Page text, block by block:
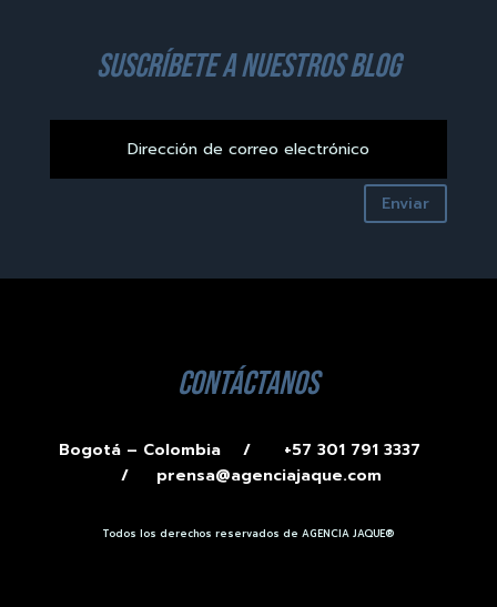
suscríbete a nuestros blog
Enviar
contáctanos
Bogotá – Colombia /
+57 301 791 3337
/ prensa@agenciajaque.com
Todos los derechos reservados de AGENCIA JAQUE®